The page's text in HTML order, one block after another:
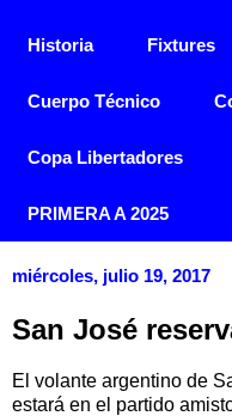
Historia Fixtures
Cuerpo Técnico
Copa Libertadores
PRIMERA A 2025
miércoles, julio 19, 2017
San José
El volante argentino de
estará en el partido